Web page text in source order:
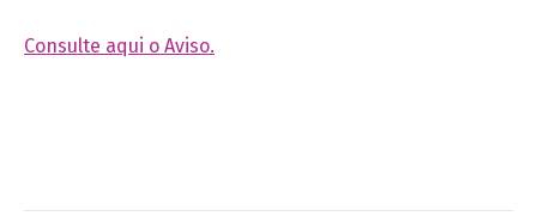
Consulte aqui o Aviso.